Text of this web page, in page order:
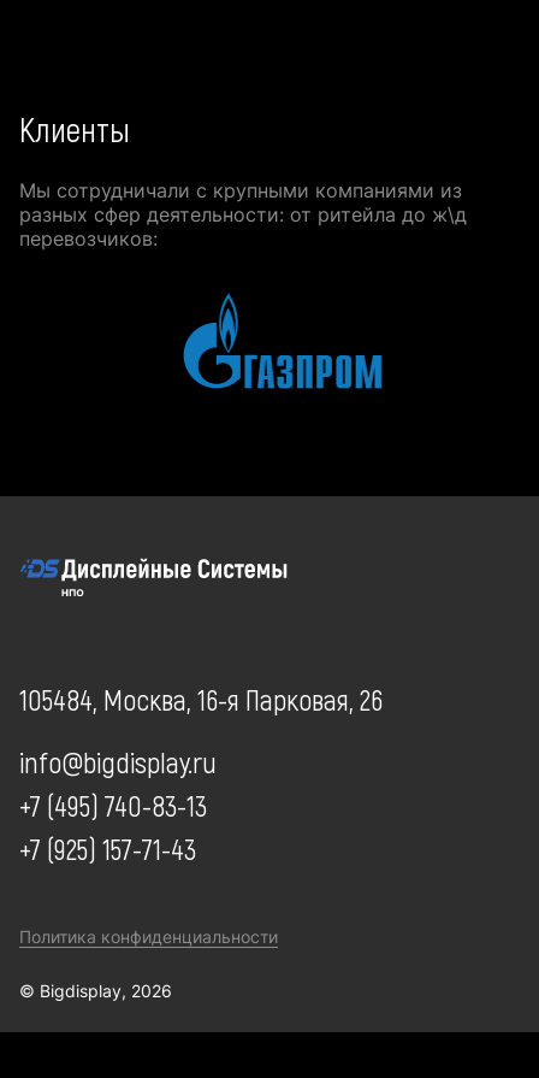
Клиенты
Мы сотрудничали с крупными компаниями из
разных сфер деятельности: от ритейла до ж\д
перевозчиков:
105484, Москва, 16-я Парковая, 26
info@bigdisplay.ru
+7 (495) 740-83-13
+7 (925) 157-71-43
© Bigdisplay, 2026
Политика конфиденциальности